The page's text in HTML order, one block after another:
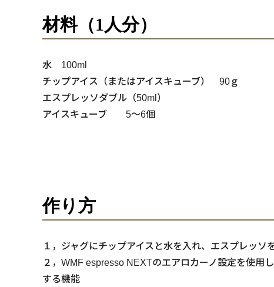
材料（1人分）
水 100ml
チップアイス（またはアイスキューブ） 90ｇ
エスプレッソダブル（50ml）
アイスキューブ 5～6個
作り方
１，ジャグにチップアイスと水を入れ、エスプレッソ
２，WMF espresso NEXTのエアロカーノ設定を使用
する機能